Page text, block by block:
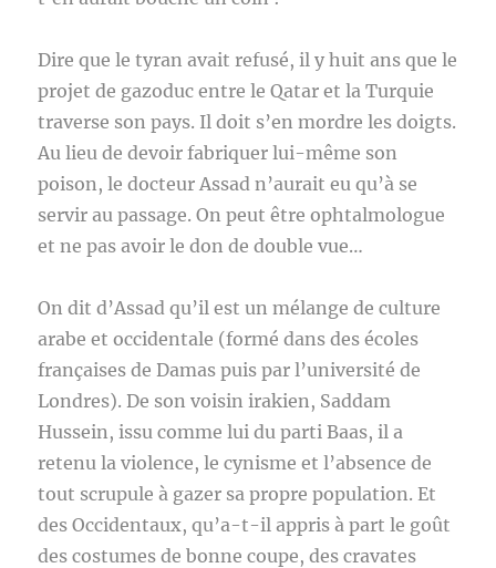
Dire que le tyran avait refusé, il y huit ans que le
projet de gazoduc entre le Qatar et la Turquie
traverse son pays. Il doit s’en mordre les doigts.
Au lieu de devoir fabriquer lui-même son
poison, le docteur Assad n’aurait eu qu’à se
servir au passage. On peut être ophtalmologue
et ne pas avoir le don de double vue…
On dit d’Assad qu’il est un mélange de culture
arabe et occidentale (formé dans des écoles
françaises de Damas puis par l’université de
Londres). De son voisin irakien, Saddam
Hussein, issu comme lui du parti Baas, il a
retenu la violence, le cynisme et l’absence de
tout scrupule à gazer sa propre population. Et
des Occidentaux, qu’a-t-il appris à part le goût
des costumes de bonne coupe, des cravates